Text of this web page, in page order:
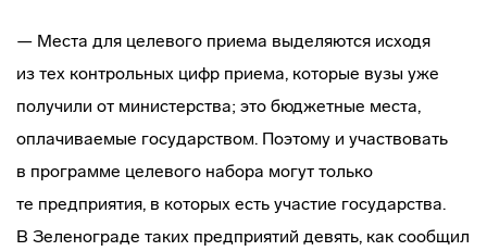
— Места для целевого приема выделяются исходя
из тех контрольных цифр приема, которые вузы уже
получили от министерства; это бюджетные места,
оплачиваемые государством. Поэтому и участвовать
в программе целевого набора могут только
те предприятия, в которых есть участие государства.
В Зеленограде таких предприятий девять, как сообщил